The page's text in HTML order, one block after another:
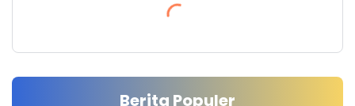
Berita Populer